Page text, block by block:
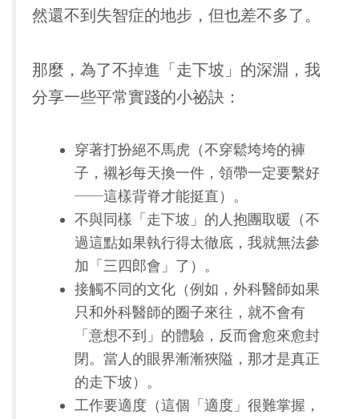
然還不到失智症的地步，但也差不多了。
那麼，為了不掉進「走下坡」的深淵，我
分享一些平常實踐的小祕訣：
穿著打扮絕不馬虎（不穿鬆垮垮的褲
子，襯衫每天換一件，領帶一定要繫好
──這樣背脊才能挺直）。
不與同樣「走下坡」的人抱團取暖（不
過這點如果執行得太徹底，我就無法參
加「三四郎會」了）。
接觸不同的文化（例如，外科醫師如果
只和外科醫師的圈子來往，就不會有
「意想不到」的體驗，反而會愈來愈封
閉。當人的眼界漸漸狹隘，那才是真正
的走下坡）。
工作要適度（這個「適度」很難掌握，